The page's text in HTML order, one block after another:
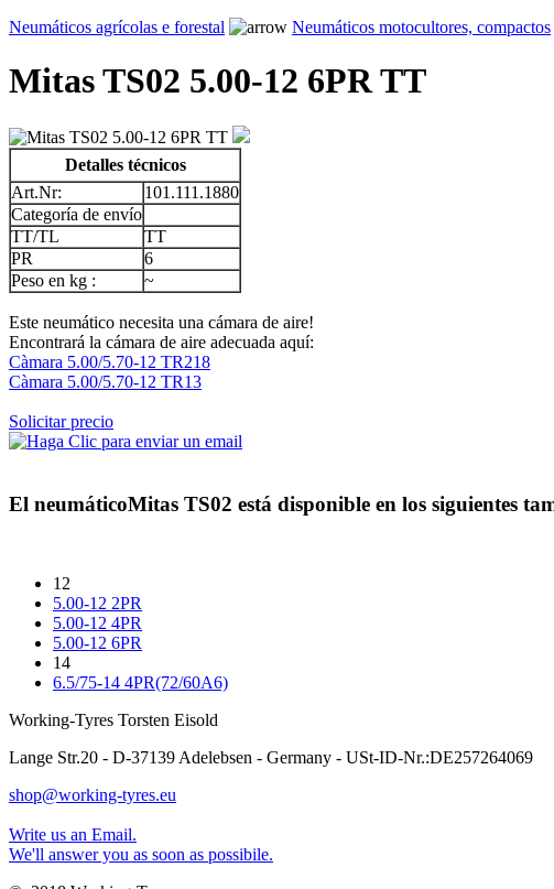
Neumáticos agrícolas e forestal
Neumáticos motocultores, compactos
Mitas TS02 5.00-12 6PR TT
Detalles técnicos
Art.Nr:
101.111.1880
Categoría de envío
TT/TL
TT
PR
6
Peso en kg :
~
Este neumático necesita una cámara de aire!
Encontrará la cámara de aire adecuada aquí:
Càmara 5.00/5.70-12 TR218
Càmara 5.00/5.70-12 TR13
Solicitar precio
El neumáticoMitas TS02 está disponible en los siguientes
12
5.00-12 2PR
5.00-12 4PR
5.00-12 6PR
14
6.5/75-14 4PR(72/60A6)
Working-Tyres Torsten Eisold
Lange Str.20 - D-37139 Adelebsen - Germany - USt-ID-Nr.:DE257264069
shop@working-tyres.eu
Write us an Email.
We'll answer you as soon as possibile.